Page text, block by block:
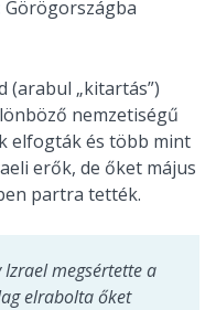
Görögországba
(arabul „kitartás”)
nemzetiségű
elfogták és több mint
erők, de őket május
partra tették.
megsértette a
elrabolta őket